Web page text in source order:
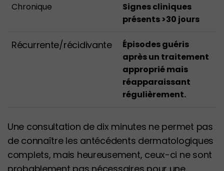
Chronique
Signes cliniques
présents >30 jours
Récurrente/récidivante
Épisodes guéris
après un traitement
approprié mais
réapparaissant
régulièrement.
Une consultation de dix minutes ne permet pas
de connaître les antécédents dermatologiques
complets, mais heureusement, ceux-ci ne sont